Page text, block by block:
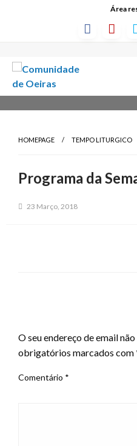
Área
HOMEPAGE TEMPO LITURGICO
Programa da
23 Março, 2018
O seu endereço de email
obrigatórios marcados com
Comentário *